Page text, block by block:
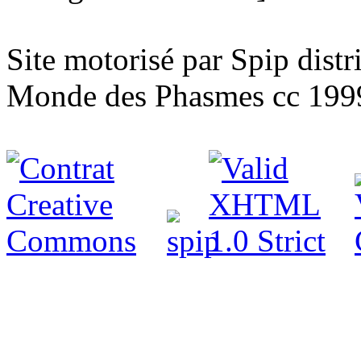
Site motorisé par Spip
Monde des Phasmes cc